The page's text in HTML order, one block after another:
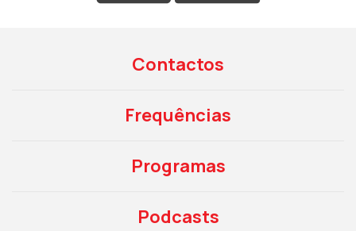
Contactos
Frequências
Programas
Podcasts